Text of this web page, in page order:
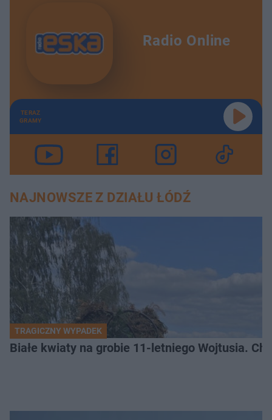
Radio Online
TERAZ
GRAMY
NAJNOWSZE Z DZIAŁU ŁÓDŹ
TRAGICZNY WYPADEK
Białe kwiaty na grobie 11-letniego Wojtusia.